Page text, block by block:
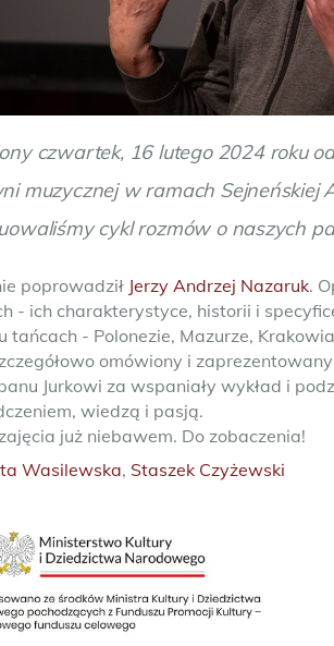
czwartek, 16 lutego 2024 roku
muzycznej w ramach Sejneńskiej
cykl rozmów o naszych
poprowadził Jerzy Andrzej Nazaruk.
- ich charakterystyce, historii i
tańcach - Polonezie, Mazurze,
omówiony i
Jurkowi za wspaniały wykład i
wiedzą i pasją.
już niebawem. Do zobaczenia!
Wasilewska, Staszek Czyżewski